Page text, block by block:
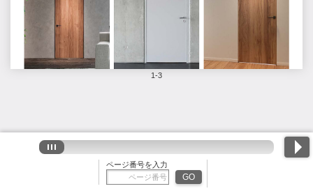
1-3
ページ番号を入力
GO